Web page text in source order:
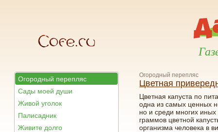
Огородный перепляс
Сады моей души
Живой уголок
Палисадник
Живите долго
Огородный перепляс
Цветная
Цветная капуста по
одна из самых ценных
но и среди многих
граммов цветной
организма человека в